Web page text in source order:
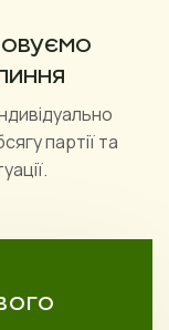
партії та